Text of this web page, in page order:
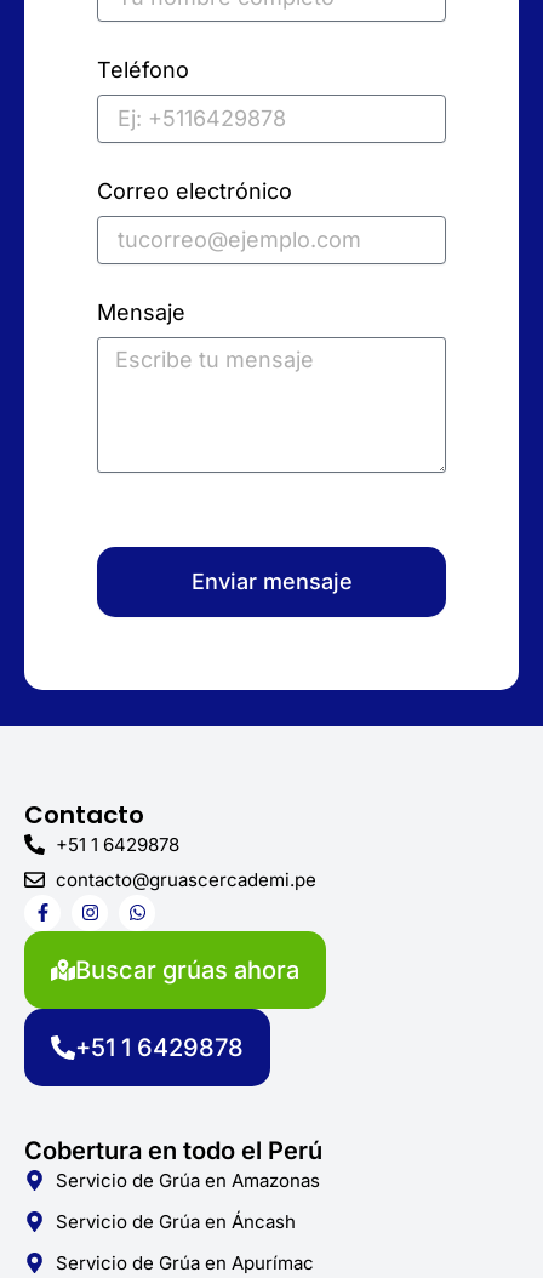
Teléfono
Correo electrónico
Mensaje
Enviar mensaje
Contacto
+51 1 6429878
contacto@gruascercademi.pe
F
a
c
b
o
I
n
s
t
a
r
m
W
h
a
s
p
Buscar grúas ahora
+51 1 6429878
Cobertura en todo el Perú
Servicio de Grúa en Amazonas
Servicio de Grúa en Áncash
Servicio de Grúa en Apurímac